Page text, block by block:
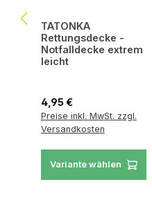
TATONKA
Rettungsdecke -
Notfalldecke extrem
leicht
Regulärer Preis:
4,95 €
Preise inkl. MwSt. zzgl.
Versandkosten
Variante wählen